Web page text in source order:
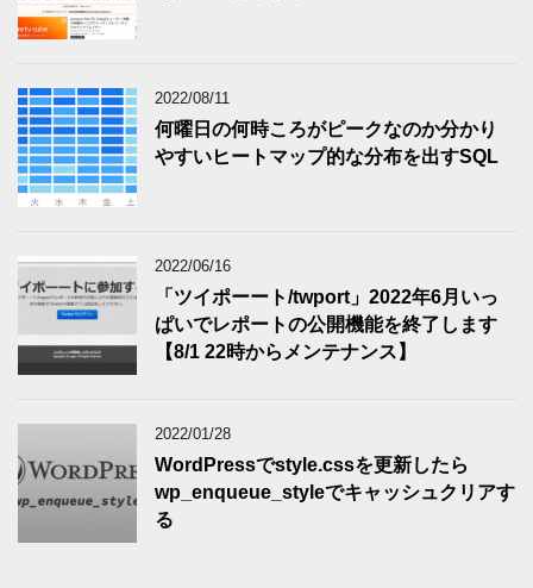
2022/08/11
何曜日の何時ころがピークなのか分かり
やすいヒートマップ的な分布を出すSQL
2022/06/16
「ツイポーート/twport」2022年6月いっ
ぱいでレポートの公開機能を終了します
【8/1 22時からメンテナンス】
2022/01/28
WordPressでstyle.cssを更新したら
wp_enqueue_styleでキャッシュクリアす
る